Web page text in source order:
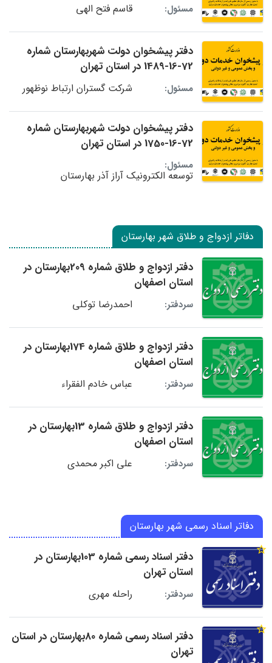
مسئول: قاسم فتح الهی
دفتر پیشخوان دولت شهربهارستان شماره
72-16-1489 در استان تهران
مسئول: شرکت گستران ارتباط نوظهور
دفتر پیشخوان دولت شهربهارستان شماره
72-16-1750 در استان تهران
مسئول:
توسعه الکترونیک آراز آذر بهارستان
دفاتر ازدواج و طلاق شهر بهارستان
دفتر ازدواج و طلاق شماره 209بهارستان در
استان اصفهان
سردفتر: احمدرضا توکلی
دفتر ازدواج و طلاق شماره 174بهارستان در
استان اصفهان
سردفتر: عباس خادم الفقراء
دفتر ازدواج و طلاق شماره 13بهارستان در
استان اصفهان
سردفتر: علی اکبر محمدی
دفاتر اسناد رسمی شهر بهارستان
دفتر اسناد رسمی شماره 103بهارستان در
استان تهران
سردفتر: راحله مهری
دفتر اسناد رسمی شماره 80بهارستان در استان
تهران